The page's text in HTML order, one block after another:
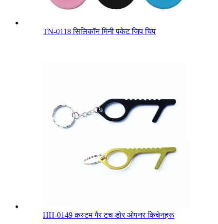
TN-0118 सिलिकॉन मिनी पकेट जिप चिप
HH-0149 कस्टम गैर टच डोर ओपनर किचेनहरू